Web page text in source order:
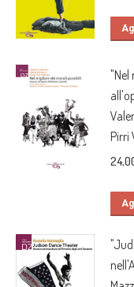
"Nel
Pirri